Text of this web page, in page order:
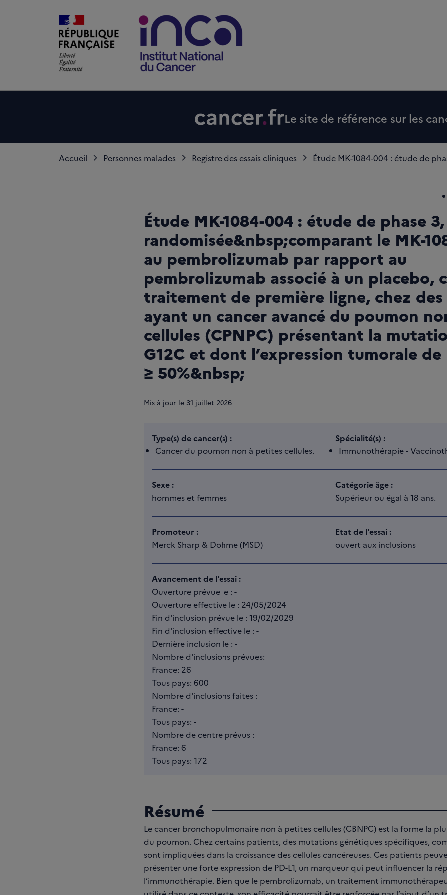
Le site de référence sur les
Accueil Personnes malades Registre des essais cliniques Étude MK-1084-004 : étude de
Étude MK-1084-004 : étude de phase 3,
randomisée&nbsp;comparant le MK-
au pembrolizumab par rapport au
pembrolizumab associé à un placebo,
traitement de première ligne, chez
ayant un cancer avancé du poumon
cellules (CPNPC) présentant la
G12C et dont l’expression tumorale de
≥ 50%&nbsp;
Mis à jour le 31 juillet 2026
Type(s) de cancer(s) :
Cancer du poumon non à petites cellules.
Spécialité(s) :
Immunothérapie -
Sexe :
hommes et femmes
Catégorie âge :
Supérieur ou égal à 18 ans.
Promoteur :
Merck Sharp & Dohme (MSD)
Etat de l'essai :
ouvert aux inclusions
Avancement de l'essai :
Ouverture prévue le : -
Ouverture effective le : 24/05/2024
Fin d'inclusion prévue le : 19/02/2029
Fin d'inclusion effective le : -
Dernière inclusion le : -
Nombre d'inclusions prévues:
France: 26
Tous pays: 600
Nombre d'inclusions faites :
France: -
Tous pays: -
Nombre de centre prévus :
France: 6
Tous pays: 172
Résumé
Le cancer bronchopulmonaire non à petites cellules (CBNPC) est la forme la
du poumon. Chez certains patients, des mutations génétiques spécifiques,
sont impliquées dans la croissance des cellules cancéreuses. Ces patients
présenter une forte expression de PD-L1, un marqueur qui peut influencer la
l’immunothérapie. Bien que le pembrolizumab, un traitement